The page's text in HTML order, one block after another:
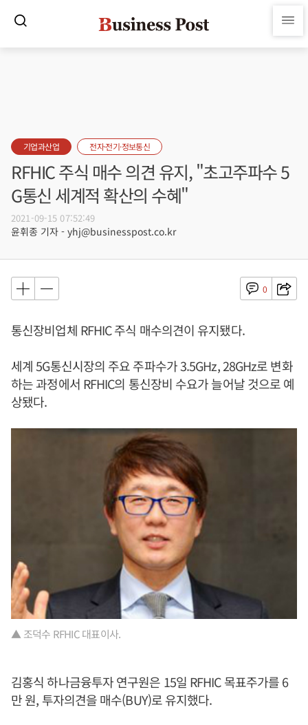
기업과산업 전자·전기·정보통신
RFHIC 주식 매수 의견 유지, "초고주파수 5
G통신 세계적 확산의 수혜"
2021-09-15 07:52:49
윤휘종 기자 - yhj@businesspost.co.kr
0
통신장비업체 RFHIC 주식 매수의견이 유지됐다.
세계 5G통신시장의 주요 주파수가 3.5GHz, 28GHz로 변화
하는 과정에서 RFHIC의 통신장비 수요가 늘어날 것으로 예
상됐다.
▲ 조덕수 RFHIC 대표이사.
김홍식 하나금융투자 연구원은 15일 RFHIC 목표주가를 6
만 원, 투자의견을 매수(BUY)로 유지했다.